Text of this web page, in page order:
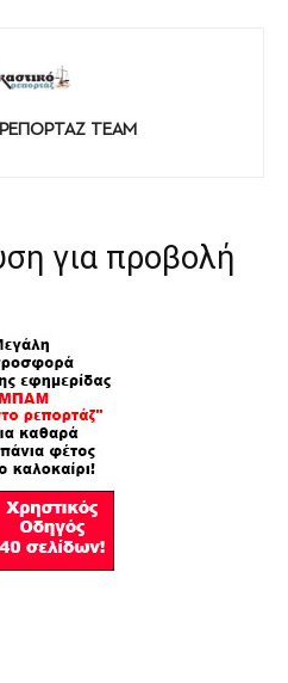
TEAM
για προβολή